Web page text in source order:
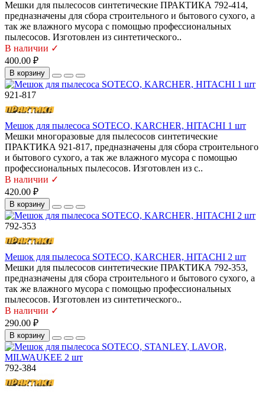
Мешки для пылесосов синтетические ПРАКТИКА 792-414,
предназначены для сбора строительного и бытового сухого, а
так же влажного мусора с помощью профессиональных
пылесосов. Изготовлен из синтетического..
В наличии ✓
400.00 ₽
В корзину
921-817
Мешок для пылесоса SOTECO, KARCHER, HITACHI 1 шт
Мешки многоразовые для пылесосов синтетические
ПРАКТИКА 921-817, предназначены для сбора строительного
и бытового сухого, а так же влажного мусора с помощью
профессиональных пылесосов. Изготовлен из с..
В наличии ✓
420.00 ₽
В корзину
792-353
Мешок для пылесоса SOTECO, KARCHER, HITACHI 2 шт
Мешки для пылесосов синтетические ПРАКТИКА 792-353,
предназначены для сбора строительного и бытового сухого, а
так же влажного мусора с помощью профессиональных
пылесосов. Изготовлен из синтетического..
В наличии ✓
290.00 ₽
В корзину
792-384